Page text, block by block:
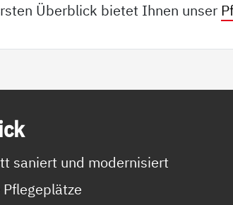
Überblick bietet Ihnen unser
saniert und modernisiert